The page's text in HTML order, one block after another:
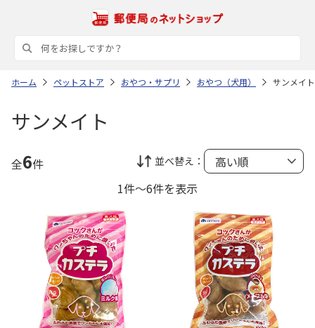
ホーム ペットストア おやつ・サプリ おやつ（犬用） サンメイト
サンメイト
全6件 並べ替え：
1件～6件を表示